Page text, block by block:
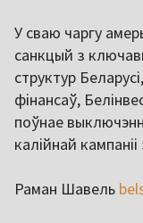
У сваю чаргу
санкцый з
структур
фінансаў,
поўнае
калійнай
Раман Шавель